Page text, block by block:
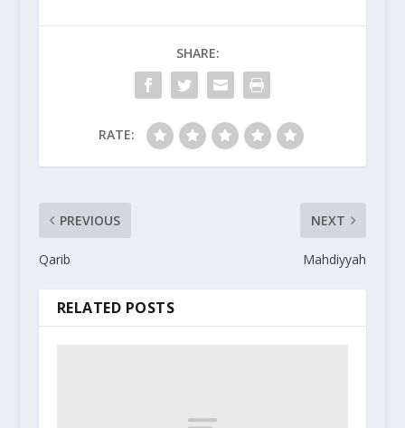
SHARE:
RATE:
PREVIOUS
Qarib
NEXT
Mahdiyyah
RELATED POSTS